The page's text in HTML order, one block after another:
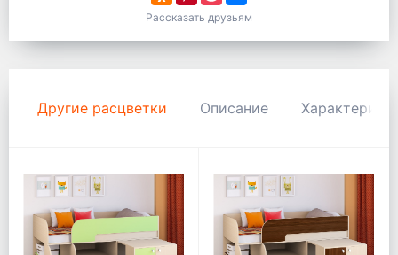
Рассказать друзьям
Другие расцветки Описание